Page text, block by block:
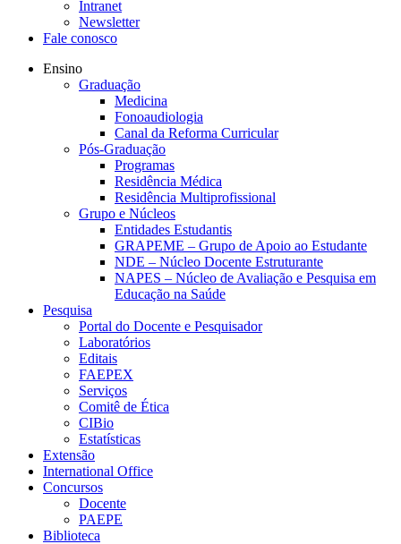
Intranet
Newsletter
Fale conosco
Ensino
Graduação
Medicina
Fonoaudiologia
Canal da Reforma Curricular
Pós-Graduação
Programas
Residência Médica
Residência Multiprofissional
Grupo e Núcleos
Entidades Estudantis
GRAPEME – Grupo de Apoio ao Estudante
NDE – Núcleo Docente Estruturante
NAPES – Núcleo de Avaliação e Pesquisa em
Educação na Saúde
Pesquisa
Portal do Docente e Pesquisador
Laboratórios
Editais
FAEPEX
Serviços
Comitê de Ética
CIBio
Estatísticas
Extensão
International Office
Concursos
Docente
PAEPE
Biblioteca